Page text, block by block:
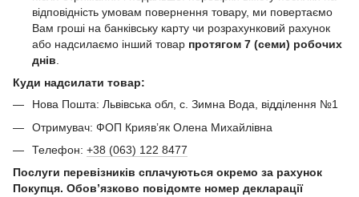
відповідність умовам повернення товару, ми повертаємо
Вам гроші на банківську карту чи розрахунковий рахунок
або надсилаємо інший товар протягом 7 (семи) робочих
днів
Куди надсилати товар:
Нова Пошта: Львівська обл, с. Зимна Вода, відділення №1
Отримувач: ФОП Криявʼяк Олена Михайлівна
Телефон: +38 (063) 122 8477
Послуги перевізників сплачуються окремо за рахунок
Покупця. Обов’язково повідомте номер декларації